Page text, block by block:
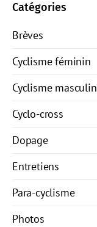
Catégories
Brèves
Cyclisme féminin
Cyclisme masculin
Cyclo-cross
Dopage
Entretiens
Para-cyclisme
Photos